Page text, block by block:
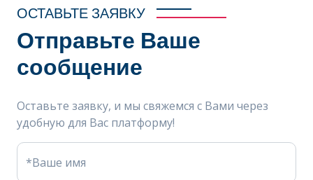
ОСТАВЬТЕ ЗАЯВКУ
Отправьте Ваше
сообщение
Оставьте заявку, и мы свяжемся с Вами через
удобную для Вас платформу!
*Ваше имя